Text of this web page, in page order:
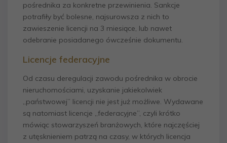
pośrednika za konkretne przewinienia. Sankcje
potrafiły być bolesne, najsurowsza z nich to
zawieszenie licencji na 3 miesiące, lub nawet
odebranie posiadanego ówcześnie dokumentu.
Licencje federacyjne
Od czasu deregulacji zawodu pośrednika w obrocie
nieruchomościami, uzyskanie jakiekolwiek
„państwowej” licencji nie jest już możliwe. Wydawane
są natomiast licencje „federacyjne”, czyli krótko
mówiąc stowarzyszeń branżowych, które najczęściej
z utęsknieniem patrzą na czasy, w których licencja